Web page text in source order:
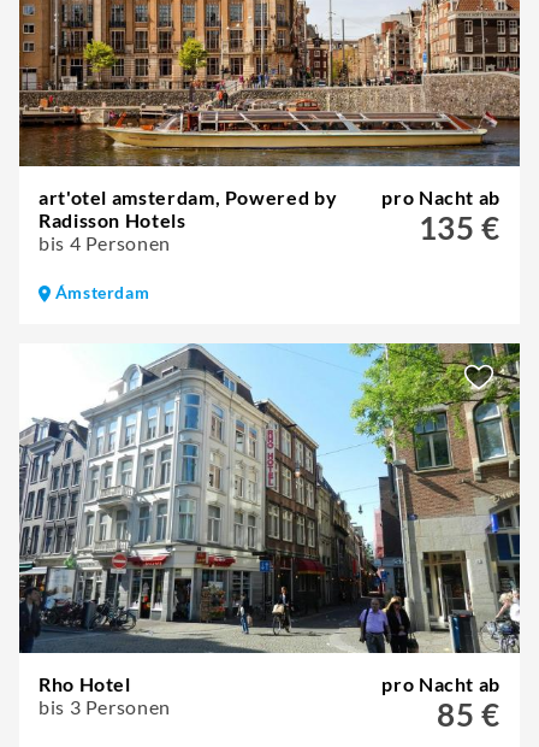
art'otel amsterdam, Powered by
Radisson Hotels
bis 4 Personen
pro Nacht ab
135 €
Ámsterdam
Rho Hotel
bis 3 Personen
pro Nacht ab
85 €